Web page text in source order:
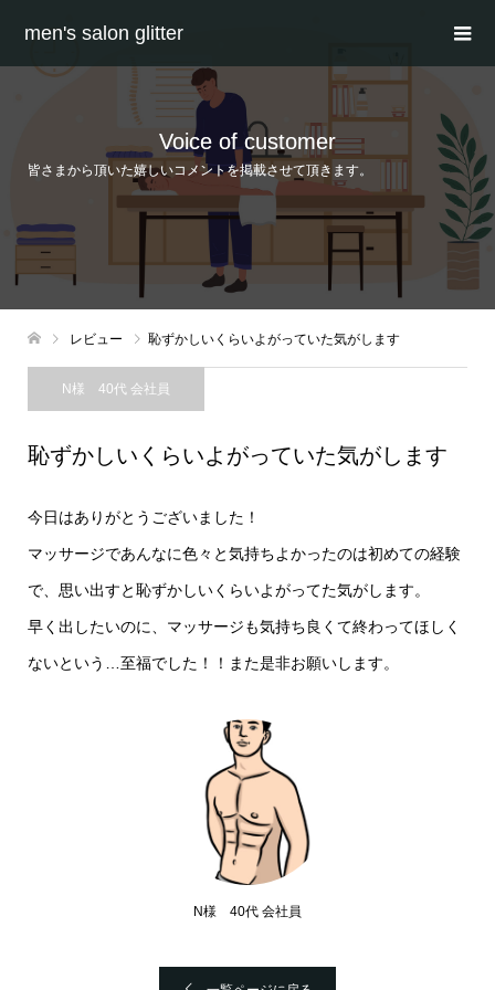
men's salon glitter
Voice of customer
皆さまから頂いた嬉しいコメントを掲載させて頂きます。
レビュー 恥ずかしいくらいよがっていた気がします
N様 40代 会社員
恥ずかしいくらいよがっていた気がします
今日はありがとうございました！
マッサージであんなに色々と気持ちよかったのは初めての経験
で、思い出すと恥ずかしいくらいよがってた気がします。
早く出したいのに、マッサージも気持ち良くて終わってほしく
ないという…至福でした！！また是非お願いします。
N様 40代 会社員